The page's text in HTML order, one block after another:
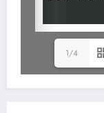
1/4